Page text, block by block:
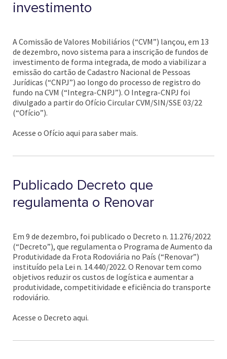
investimento
A Comissão de Valores Mobiliários (“CVM”) lançou, em 13
de dezembro, novo sistema para a inscrição de fundos de
investimento de forma integrada, de modo a viabilizar a
emissão do cartão de Cadastro Nacional de Pessoas
Jurídicas (“CNPJ”) ao longo do processo de registro do
fundo na CVM (“Integra-CNPJ”). O Integra-CNPJ foi
divulgado a partir do Ofício Circular CVM/SIN/SSE 03/22
(“Ofício”).
Acesse o Ofício aqui para saber mais.
Publicado Decreto que
regulamenta o Renovar
Em 9 de dezembro, foi publicado o Decreto n. 11.276/2022
(“Decreto”), que regulamenta o Programa de Aumento da
Produtividade da Frota Rodoviária no País (“Renovar”)
instituído pela Lei n. 14.440/2022. O Renovar tem como
objetivos reduzir os custos de logística e aumentar a
produtividade, competitividade e eficiência do transporte
rodoviário.
Acesse o Decreto aqui.